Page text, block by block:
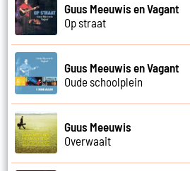
Guus Meeuwis en Vagant
Op straat
Guus Meeuwis en Vagant
Oude schoolplein
Guus Meeuwis
Overwaait